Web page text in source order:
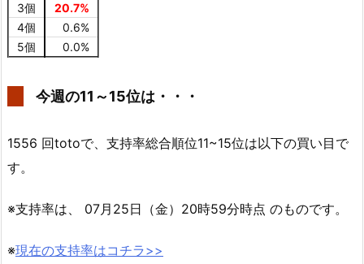
3個
20.7%
4個
0.6%
5個
0.0%
今週の11～15位は・・・
1556 回totoで、支持率総合順位11~15位は以下の買い目で
す。
※支持率は、 07月25日（金）20時59分時点 のものです。
※現在の支持率はコチラ>>